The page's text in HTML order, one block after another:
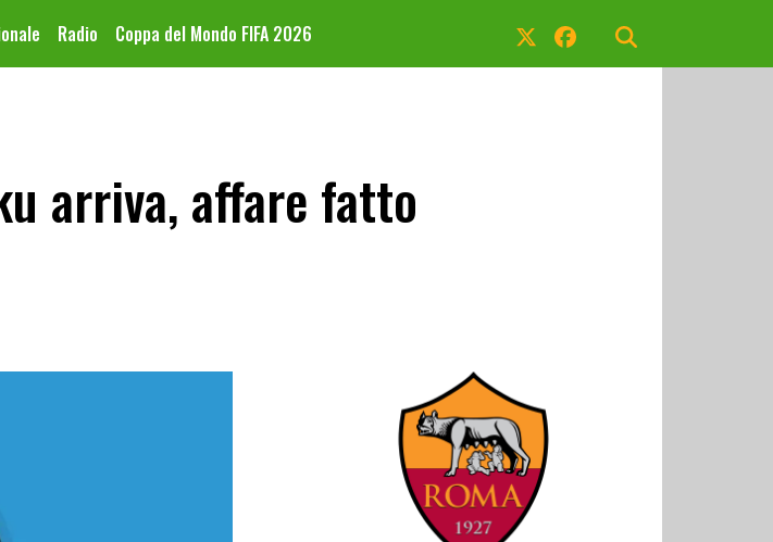
Radio Coppa del Mondo FIFA 2026
arriva, affare fatto